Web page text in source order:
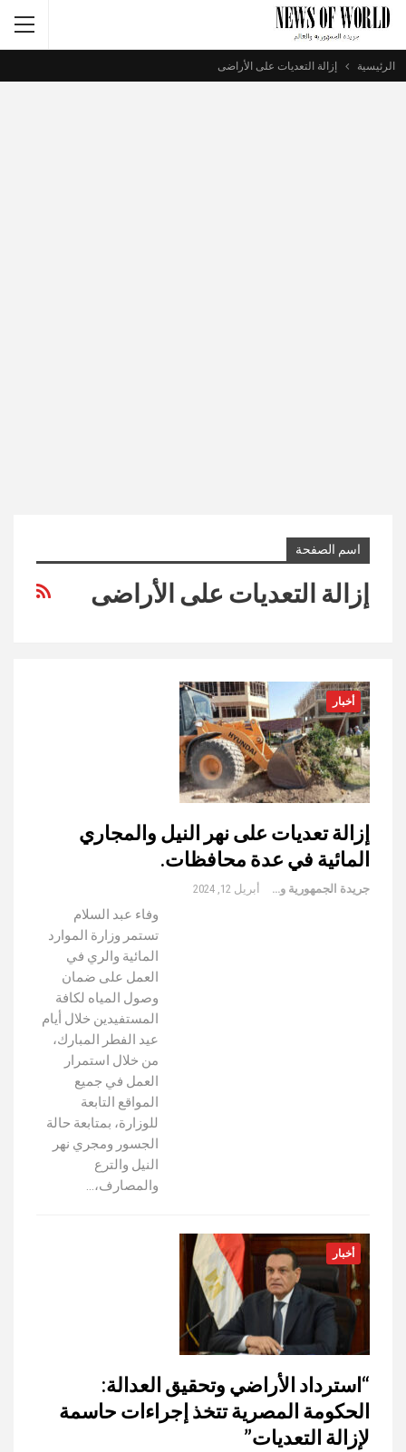
الرئيسية إزالة التعديات على الأراضى
اسم الصفحة
إزالة التعديات على الأراضى
أخبار
إزالة تعديات على نهر النيل والمجاري
المائية في عدة محافظات.
جريدة الجمهورية والعالم أبريل 12, 2024
وفاء عبد السلام
تستمر وزارة الموارد
المائية والري في
العمل على ضمان
وصول المياه لكافة
المستفيدين خلال أيام
عيد الفطر المبارك،
من خلال استمرار
العمل في جميع
المواقع التابعة
للوزارة، بمتابعة حالة
الجسور ومجري نهر
النيل والترع
والمصارف،…
أخبار
“استرداد الأراضي وتحقيق العدالة:
الحكومة المصرية تتخذ إجراءات حاسمة
لإزالة التعديات”